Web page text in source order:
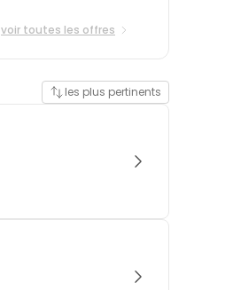
voir toutes les offres
les plus pertinents